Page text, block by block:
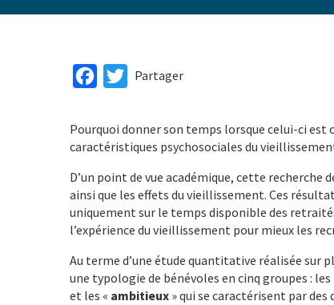
FacebookTwitter
Partager
Pourquoi donner son temps lorsque celui-ci est
caractéristiques psychosociales du
D’un point de vue académique, cette
ainsi que les effets du vieillissement. Ces
uniquement sur le temps disponible des
l’expérience du vieillissement pour mieux les
Au terme d’une étude quantitative réalisée sur
une typologie de bénévoles en cinq groupes : les
et les « ambitieux » qui se caractérisent par